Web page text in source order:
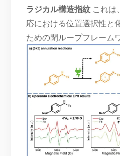
ラジカル構造指紋 これは
応における位置選択性と
ための閉ループフレーム